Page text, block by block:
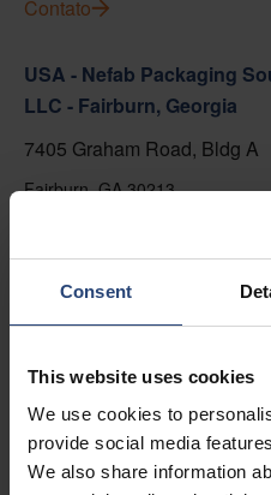
Consent
This website uses cookies
We use cookies to
provide social media
We also share information
Contato
USA - Nefab Packaging
LLC - Fairburn, Georgia
7405 Graham Road, Bldg A
Fairburn, GA 30213
Contato
Illinois
1539 Hunter Rd